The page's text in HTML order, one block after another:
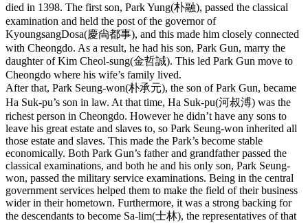
died in 1398. The first son, Park Yung(朴融), passed the classical
examination and held the post of the governor of
KyoungsangDosa(慶尙都事), and this made him closely connected
with Cheongdo. As a result, he had his son, Park Gun, marry the
daughter of Kim Cheol-sung(金哲誠). This led Park Gun move to
Cheongdo where his wife’s family lived.
After that, Park Seung-won(朴承元), the son of Park Gun, became
Ha Suk-pu’s son in law. At that time, Ha Suk-pu(河叔溥) was the
richest person in Cheongdo. However he didn’t have any sons to
leave his great estate and slaves to, so Park Seung-won inherited all
those estate and slaves. This made the Park’s become stable
economically. Both Park Gun’s father and grandfather passed the
classical examinations, and both he and his only son, Park Seung-
won, passed the military service examinations. Being in the central
government services helped them to make the field of their business
wider in their hometown. Furthermore, it was a strong backing for
the descendants to become Sa-lim(士林), the representatives of that